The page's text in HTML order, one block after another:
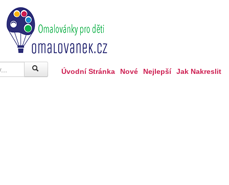
Úvodní Stránka Nové Nejlepší Jak Nakreslit